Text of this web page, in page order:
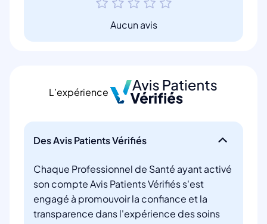
Aucun avis
L’expérience
Des Avis Patients Vérifiés
Chaque Professionnel de Santé ayant activé
son compte Avis Patients Vérifiés s'est
engagé à promouvoir la confiance et la
transparence dans l'expérience des soins